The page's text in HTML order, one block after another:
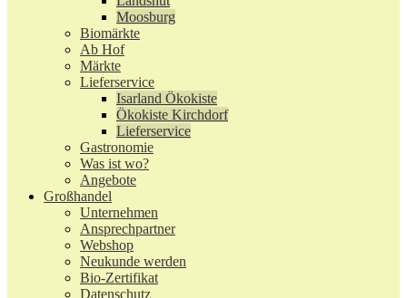
Moosburg
Biomärkte
Ab Hof
Märkte
Lieferservice
Isarland Ökokiste
Ökokiste Kirchdorf
Lieferservice
Gastronomie
Was ist wo?
Angebote
Großhandel
Unternehmen
Ansprechpartner
Webshop
Neukunde werden
Bio-Zertifikat
Datenschutz